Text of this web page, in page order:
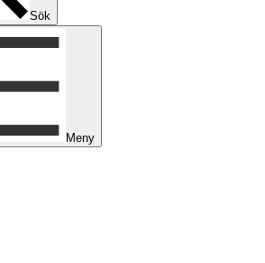
Sök
Meny